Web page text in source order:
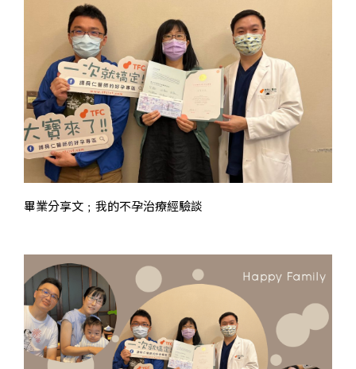
畢業分享文﹔我的不孕治療經驗談